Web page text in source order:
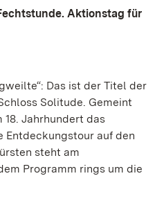
Aktionstag für
Das ist der Titel der
Solitude. Gemeint
18. Jahrhundert das
Entdeckungstour auf den
steht am
Programm rings um die